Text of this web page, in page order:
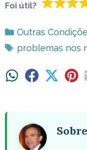
Foi útil?
Categorias
Outras
Tags
problemas nos
ShareShare Share